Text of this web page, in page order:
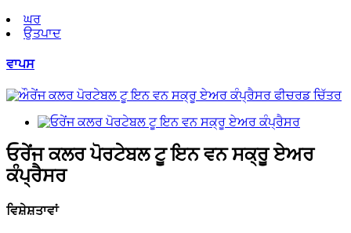
ਘਰ
ਉਤਪਾਦ
ਵਾਪਸ
ਓਰੇਂਜ ਕਲਰ ਪੋਰਟੇਬਲ ਟੂ ਇਨ ਵਨ ਸਕ੍ਰੂ ਏਅਰ
ਕੰਪ੍ਰੈਸਰ
ਵਿਸ਼ੇਸ਼ਤਾਵਾਂ